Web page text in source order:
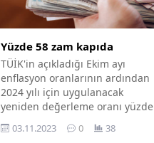
Yüzde 58 zam kapıda
TÜİK'in açıkladığı Ekim ayı
enflasyon oranlarının ardından
2024 yılı için uygulanacak
yeniden değerleme oranı yüzde
58,46 oldu. Emlak Vergisi, Çevre
Temizlik Vergisi, MTV, çeşitli
03.11.2023 0 38